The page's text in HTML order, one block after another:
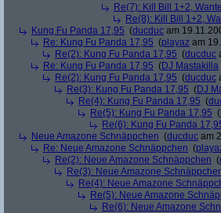
Re(7): Kill Bill 1+2,
Re(8): Kill Bill 1+2,
Kung Fu Panda 17,95 (ducduc am
Re: Kung Fu Panda 17,95 (playaz am
Re(2): Kung Fu Panda 17,95 (ducduc
Re: Kung Fu Panda 17,95 (DJ Mastakilla
Re(2): Kung Fu Panda 17,95 (ducduc
Re(3): Kung Fu Panda 17,95 (DJ
Re(4): Kung Fu Panda 17,95 (
Re(5): Kung Fu Panda 17,95 (
Re(6): Kung Fu Panda
Neue Amazone Schnäppchen (ducduc am
Re: Neue Amazone Schnäppchen (
Re(2): Neue Amazone Schnäppchen (
Re(3): Neue Amazone
Re(4): Neue Amazone
Re(5): Neue Amazone
Re(6): Neue Amazone